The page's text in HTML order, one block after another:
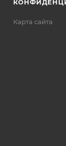
Карта сайта